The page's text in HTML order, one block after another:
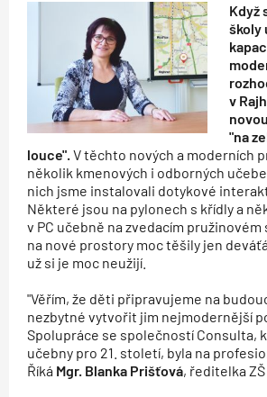
Když
školy
v
"na
louce".V těchto nových a moderních
několik kmenových i odborných
nich jsme instalovali dotykové
Některé jsou na pylonech s křídly a
v PC učebně na zvedacím
na nové prostory moc těšily jen
už si je moc neužijí.
"Věřím, že děti připravujeme na
nezbytné vytvořit jim nejmodernější
Spolupráce se společností Consulta,
učebny pro 21. století, byla na
Říká Mgr. Blanka Prišťová, ředitelka